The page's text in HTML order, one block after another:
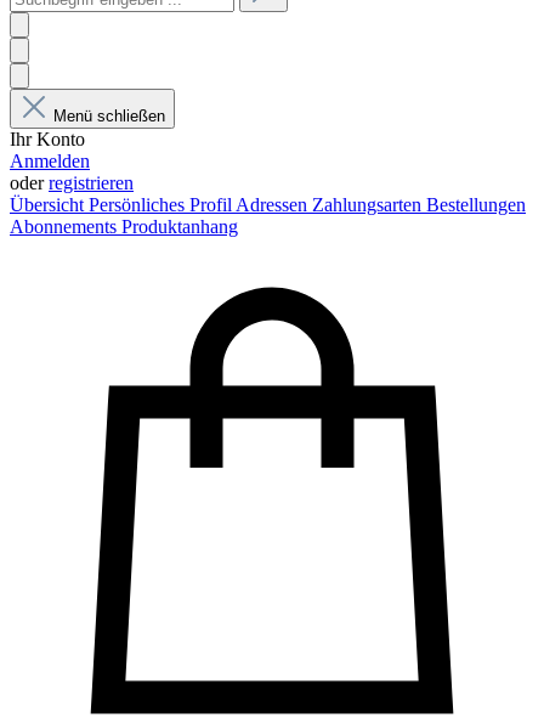
Menü schließen
Ihr Konto
Anmelden
oderregistrieren
Übersicht Persönliches Profil Adressen Zahlungsarten Bestellungen
Abonnements Produktanhang